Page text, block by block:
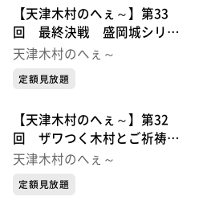
【天津木村のへぇ～】第33
回 最終決戦 盛岡城シリー
ズ③
天津木村のへぇ～
定額見放題
【天津木村のへぇ～】第32
回 ザワつく木村とご祈祷
と。 盛岡城シリーズ②
天津木村のへぇ～
定額見放題